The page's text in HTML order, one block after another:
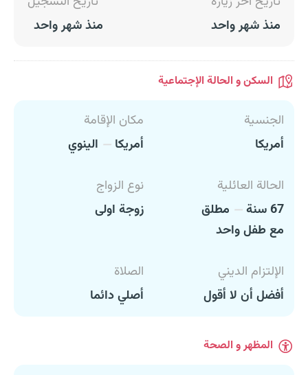
منذ شهر واحد
منذ شهر واحد
السكن و الحالة الإجتماعية
الجنسية
أمريكا
مكان الإقامة
أمريكا
الينوي
الحالة العائلية
67 سنة
مطلق
مع طفل واحد
نوع الزواج
زوجة اولى
الإلتزام الديني
أفضل أن لا أقول
الصلاة
أصلي دائما
المظهر و الصحة